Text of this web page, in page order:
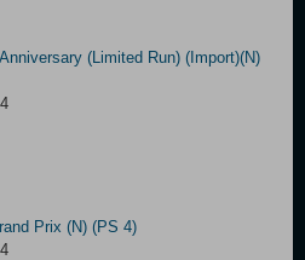
(Limited Run) (Import)(N)
Prix (N) (PS 4)